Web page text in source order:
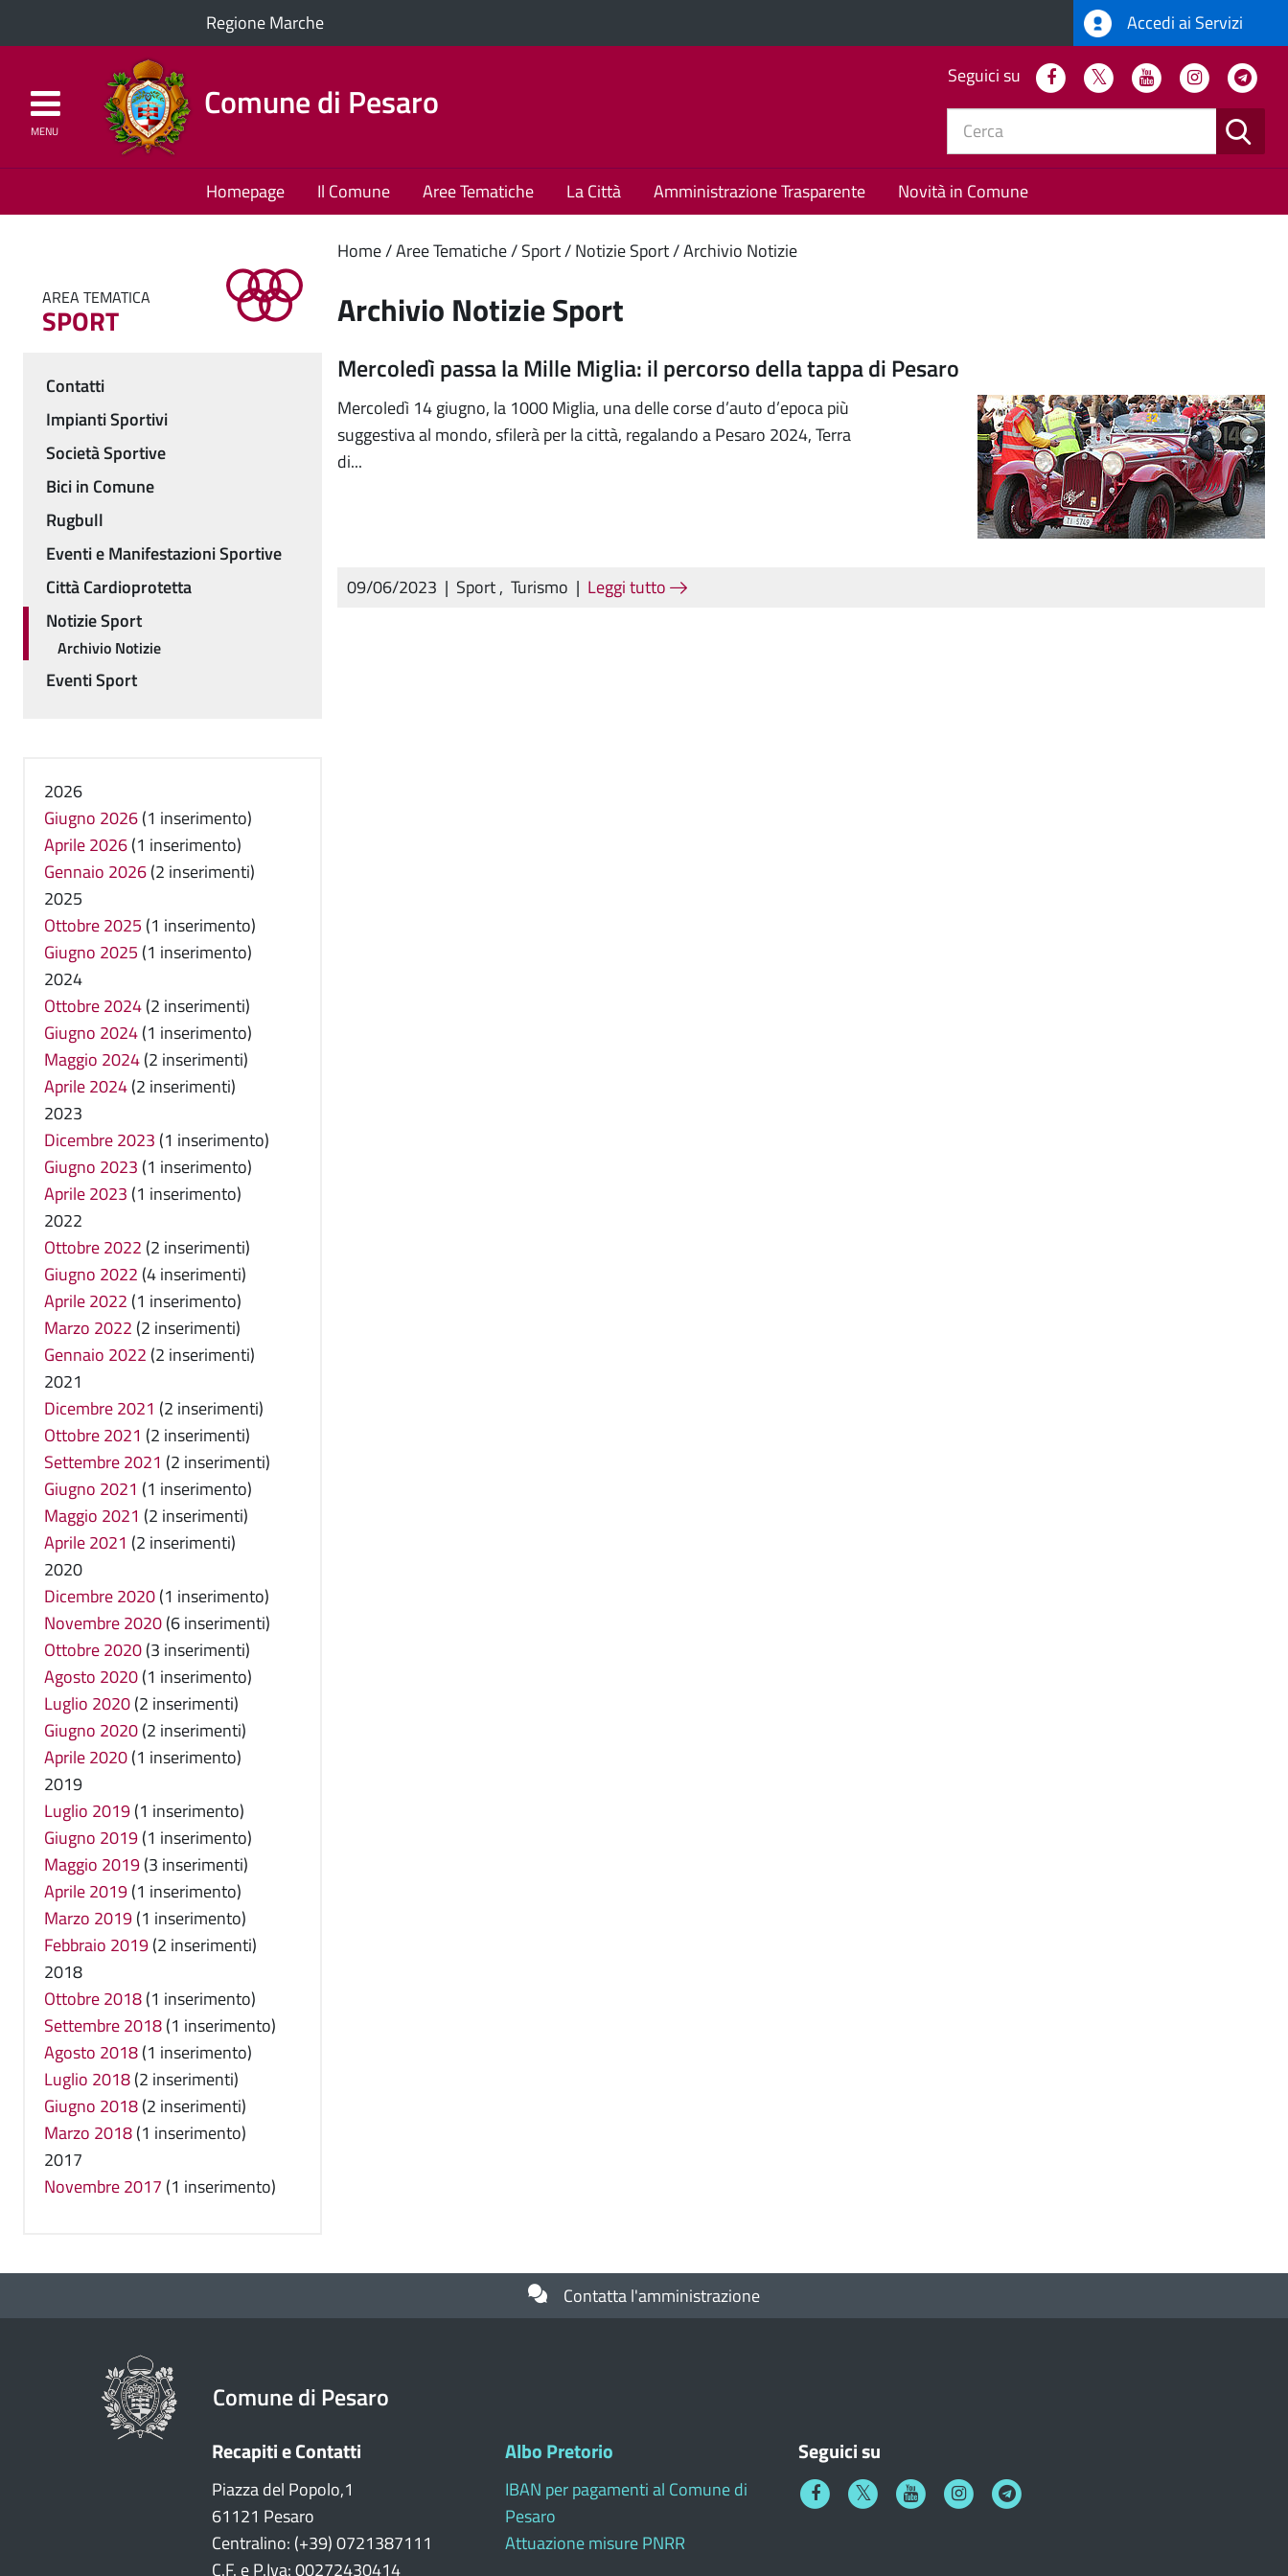
Regione Marche Accedi ai Servizi
Comune di Pesaro
Seguici su FacebookTwitter Youtube Instagram
MENU
Homepage Il Comune Aree Tematiche La Città Amministrazione Trasparente Novità in Comune
Contenuto
principale
Home Aree Tematiche Sport Notizie Sport Archivio Notizie
Archivio Notizie Sport
Mercoledì passa la Mille Miglia: il percorso della tappa di Pesaro
Mercoledì 14 giugno, la 1000 Miglia, una delle corse d’auto d’epoca più
suggestiva al mondo, sfilerà per la città, regalando a Pesaro 2024, Terra
di...
09/06/2023 | Sport, Turismo | Leggi tutto
AREA TEMATICA
SPORT
Menu
Contatti
Impianti Sportivi
Società Sportive
Bici in Comune
Rugbull
Eventi e Manifestazioni Sportive
Città Cardioprotetta
Notizie Sport
Archivio Notizie
Eventi Sport
2026
Giugno 2026(1 inserimento)
Aprile 2026(1 inserimento)
Gennaio 2026(2 inserimenti)
2025
Ottobre 2025 (1 inserimento)
Giugno 2025 (1 inserimento)
2024
Ottobre 2024(2 inserimenti)
Giugno 2024(1 inserimento)
Maggio 2024(2 inserimenti)
Aprile 2024(2 inserimenti)
2023
Dicembre 2023 (1 inserimento)
Giugno 2023 (1 inserimento)
Aprile 2023 (1 inserimento)
2022
Ottobre 2022 (2 inserimenti)
Giugno 2022 (4 inserimenti)
Aprile 2022 (1 inserimento)
Marzo 2022 (2 inserimenti)
Gennaio 2022 (2 inserimenti)
2021
Dicembre 2021 (2 inserimenti)
Ottobre 2021 (2 inserimenti)
Settembre 2021 (2 inserimenti)
Giugno 2021 (1 inserimento)
Maggio 2021 (2 inserimenti)
Aprile 2021 (2 inserimenti)
2020
Dicembre 2020(1 inserimento)
Novembre 2020(6 inserimenti)
Ottobre 2020(3 inserimenti)
Agosto 2020(1 inserimento)
Luglio 2020(2 inserimenti)
Giugno 2020(2 inserimenti)
Aprile 2020(1 inserimento)
2019
Luglio 2019(1 inserimento)
Giugno 2019(1 inserimento)
Maggio 2019(3 inserimenti)
Aprile 2019(1 inserimento)
Marzo 2019(1 inserimento)
Febbraio 2019(2 inserimenti)
2018
Ottobre 2018(1 inserimento)
Settembre 2018(1 inserimento)
Agosto 2018(1 inserimento)
Luglio 2018(2 inserimenti)
Giugno 2018(2 inserimenti)
Marzo 2018(1 inserimento)
2017
Novembre 2017 (1 inserimento)
Contatta l'amministrazione
Comune di Pesaro
Recapiti e Contatti
Piazza del Popolo,1
61121 Pesaro
Centralino: (+39) 0721387111
C.F. e P.Iva: 00272430414
Albo Pretorio
IBAN per pagamenti al Comune di
Pesaro
Attuazione misure PNRR
Seguici su
FacebookTwitter YoutubeInstagramTelegram